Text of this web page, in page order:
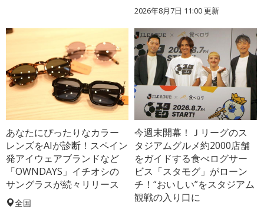
2026年8月7日 11:00更新
あなたにぴったりなカラー
レンズをAIが診断！スペイン
発アイウェアブランドなど
「OWNDAYS」イチオシの
サングラスが続々リリース
全国
今週末開幕！Ｊリーグのス
タジアムグルメ約2000店舗
をガイドする食べログサー
ビス「スタモグ」がローン
チ！“おいしい”をスタジアム
観戦の入り口に